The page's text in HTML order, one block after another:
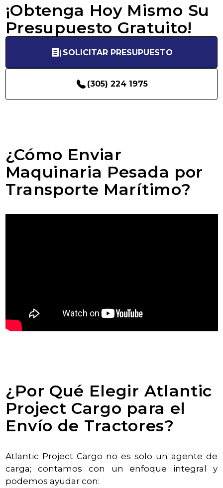
¡Obtenga Hoy Mismo Su
Presupuesto Gratuito!
SOLICITAR PRESUPUESTO
(305) 224 1975
¿Cómo Enviar
Maquinaria Pesada por
Transporte Marítimo?
¿Por Qué Elegir Atlantic
Project Cargo para el
Envío de Tractores?
Atlantic Project Cargo no es solo un agente de
carga; contamos con un enfoque integral y
podemos ayudar con: